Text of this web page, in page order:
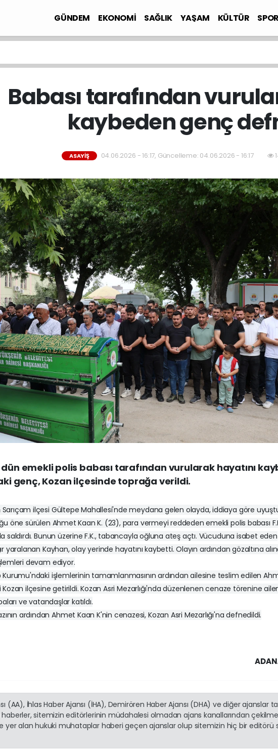
GÜNDEM EKONOMİ SAĞLIK YAŞAM KÜLTÜR SPOR
Babası tarafından
kaybeden genç
ASAYİŞ 04.06.2026 - 16:17, Güncelleme: 04.06.2026 - 16:17
emekli polis babası tarafından vurularak hayatını
genç, Kozan ilçesinde toprağa verildi.
ilçesi Gültepe Mahallesi'nde meydana gelen olayda, iddiaya göre
öne sürülen Ahmet Kaan K. (23), para vermeyi reddeden emekli polis babası
saldırdı. Bunun üzerine F.K., tabancayla oğluna ateş açtı. Vücuduna isabet eden
yaralanan Kayhan, olay yerinde hayatını kaybetti. Olayın ardından gözaltına
devam ediyor.
Kurumu'ndaki işlemlerinin tamamlanmasının ardından ailesine teslim edilen
ilçesine getirildi. Kozan Asri Mezarlığı'nda düzenlenen cenaze törenine
ve vatandaşlar katıldı.
ardından Ahmet Kaan K'nin cenazesi, Kozan Asri Mezarlığı'na defnedildi.
(AA), İhlas Haber Ajansı (İHA), Demirören Haber Ajansı (DHA) ve diğer ajanslar
sitemizin editörlerinin müdahalesi olmadan ajans kanallarından
yer alan hukuki muhataplar haberi geçen ajanslar olup sitemizin hiç bir editörü